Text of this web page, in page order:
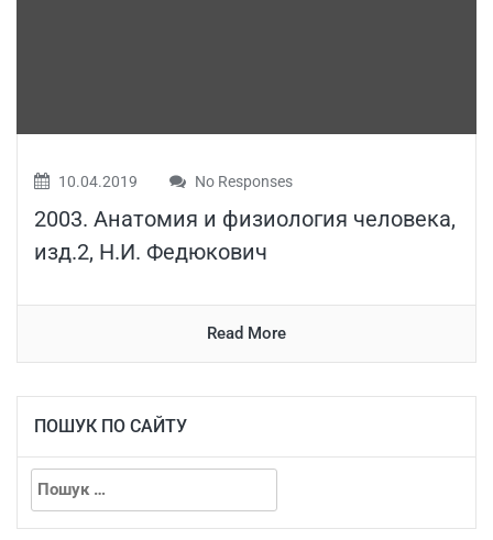
10.04.2019 No Responses
2003. Анатомия и физиология человека,
изд.2, Н.И. Федюкович
Read More
ПОШУК ПО САЙТУ